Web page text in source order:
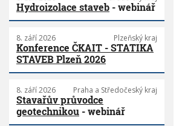
Hydroizolace staveb - webinář
8. září 2026 Plzeňský kraj
Konference ČKAIT - STATIKA
STAVEB Plzeň 2026
8. září 2026 Praha a Středočeský kraj
Stavařův průvodce
geotechnikou - webinář